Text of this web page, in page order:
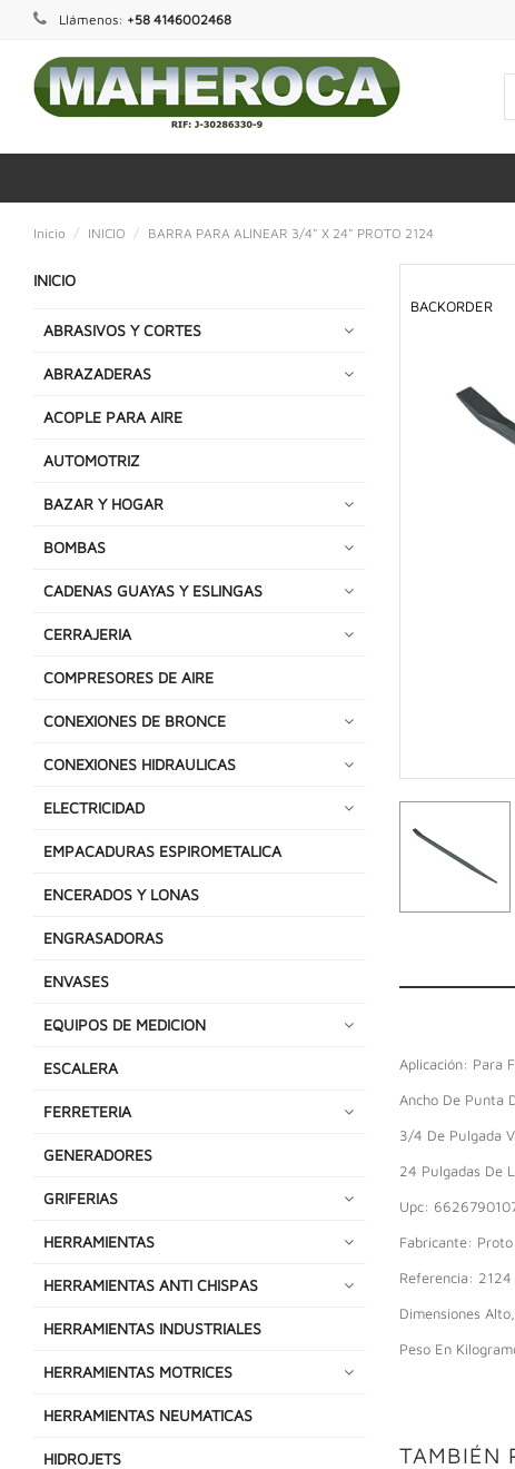
Llámenos: +58 4146002468
Inicio INICIO BARRA PARA ALINEAR 3/4" X 24" PROTO 2124
INICIO
ABRASIVOS Y CORTES
ABRAZADERAS
ACOPLE PARA AIRE
AUTOMOTRIZ
BAZAR Y HOGAR
BOMBAS
CADENAS GUAYAS Y ESLINGAS
CERRAJERIA
COMPRESORES DE AIRE
CONEXIONES DE BRONCE
CONEXIONES HIDRAULICAS
ELECTRICIDAD
EMPACADURAS ESPIROMETALICA
ENCERADOS Y LONAS
ENGRASADORAS
ENVASES
EQUIPOS DE MEDICION
ESCALERA
FERRETERIA
GENERADORES
GRIFERIAS
HERRAMIENTAS
HERRAMIENTAS ANTI CHISPAS
HERRAMIENTAS INDUSTRIALES
HERRAMIENTAS MOTRICES
HERRAMIENTAS NEUMATICAS
HIDROJETS
BACKORDER
Aplicación: Para
Ancho De Punta
3/4 De Pulgada
24 Pulgadas De
Upc:
Fabricante: Proto
Referencia: 2124
Dimensiones
Peso En
TAMBIÉN